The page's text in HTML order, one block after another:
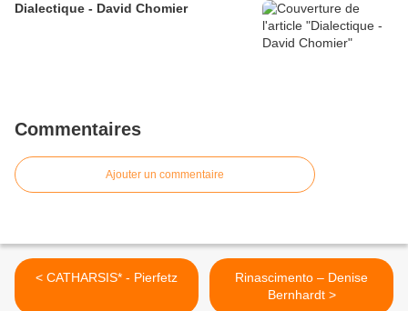
Dialectique - David Chomier
Commentaires
Ajouter un commentaire
< CATHARSIS* - Pierfetz
Rinascimento – Denise
Bernhardt >